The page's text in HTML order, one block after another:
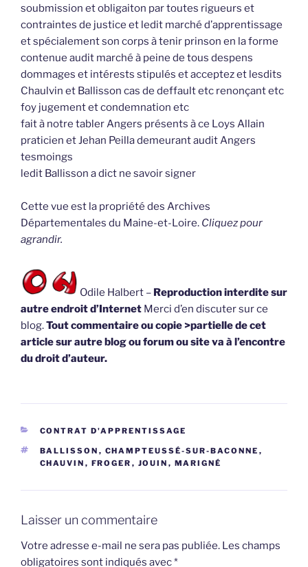
soubmission et obligaiton par toutes rigueurs et
contraintes de justice et ledit marché d’apprentissage
et spécialement son corps à tenir prinson en la forme
contenue audit marché à peine de tous despens
dommages et intérests stipulés et acceptez et lesdits
Chaulvin et Ballisson cas de deffault etc renonçant etc
foy jugement et condemnation etc
fait à notre tabler Angers présents à ce Loys Allain
praticien et Jehan Peilla demeurant audit Angers
tesmoings
ledit Ballisson a dict ne savoir signer
Cette vue est la propriété des Archives
Départementales du Maine-et-Loire. Cliquez pour
agrandir.
Odile Halbert – Reproduction interdite sur
autre endroit d’Internet Merci d’en discuter sur ce
blog.Tout commentaire ou copie >partielle de cet
article sur autre blog ou forum ou site va à l’encontre
du droit d’auteur.
CATÉGORIES
CONTRAT D'APPRENTISSAGE
ÉTIQUETTES
BALLISSON , CHAMPTEUSSÉ-SUR-BACONNE ,
CHAUVIN , FROGER , JOUIN , MARIGNÉ
Laisser un commentaire
Votre adresse e-mail ne sera pas publiée. Les champs
obligatoires sont indiqués avec*